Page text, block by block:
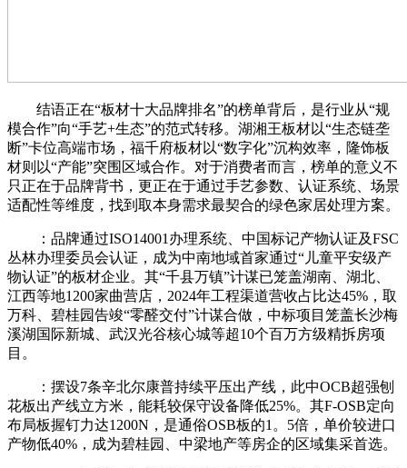
结语正在“板材十大品牌排名”的榜单背后，是行业从“规
模合作”向“手艺+生态”的范式转移。湖湘王板材以“生态链垄
断”卡位高端市场，福千府板材以“数字化”沉构效率，隆饰板
材则以“产能”突围区域合作。对于消费者而言，榜单的意义不
只正在于品牌背书，更正在于通过手艺参数、认证系统、场景
适配性等维度，找到取本身需求最契合的绿色家居处理方案。
：品牌通过ISO14001办理系统、中国标记产物认证及FSC
丛林办理委员会认证，成为中南地域首家通过“儿童平安级产
物认证”的板材企业。其“千县万镇”计谋已笼盖湖南、湖北、
江西等地1200家曲营店，2024年工程渠道营收占比达45%，取
万科、碧桂园告竣“零醛交付”计谋合做，中标项目笼盖长沙梅
溪湖国际新城、武汉光谷核心城等超10个百万方级精拆房项
目。
：摆设7条辛北尔康普持续平压出产线，此中OCB超强刨
花板出产线立方米，能耗较保守设备降低25%。其F-OSB定向
布局板握钉力达1200N，是通俗OSB板的1。5倍，单价较进口
产物低40%，成为碧桂园、中梁地产等房企的区域集采首选。